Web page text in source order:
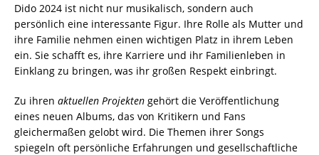
Dido 2024 ist nicht nur musikalisch, sondern auch
persönlich eine interessante Figur. Ihre Rolle als Mutter und
ihre Familie nehmen einen wichtigen Platz in ihrem Leben
ein. Sie schafft es, ihre Karriere und ihr Familienleben in
Einklang zu bringen, was ihr großen Respekt einbringt.
Zu ihren aktuellen Projekten gehört die Veröffentlichung
eines neuen Albums, das von Kritikern und Fans
gleichermaßen gelobt wird. Die Themen ihrer Songs
spiegeln oft persönliche Erfahrungen und gesellschaftliche